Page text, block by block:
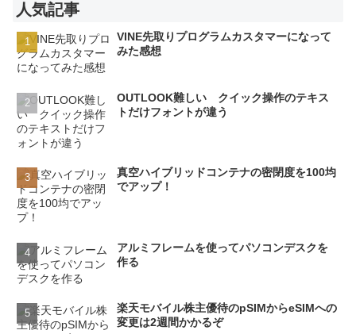
人気記事
VINE先取りプログラムカスタマーになって
みた感想
OUTLOOK難しい クイック操作のテキス
トだけフォントが違う
真空ハイブリッドコンテナの密閉度を100均
でアップ！
アルミフレームを使ってパソコンデスクを
作る
楽天モバイル株主優待のpSIMからeSIMへの
変更は2週間かかるぞ